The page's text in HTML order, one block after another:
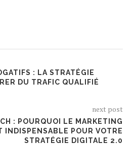
: LA STRATÉGIE
DU TRAFIC QUALIFIÉ
next post
: POURQUOI LE MARKETING
INDISPENSABLE POUR VOTRE
STRATÉGIE DIGITALE 2.0